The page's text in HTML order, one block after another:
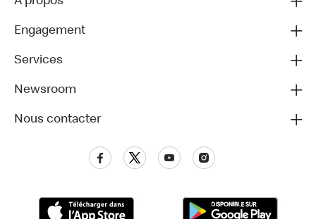
Engagement
Services
Newsroom
Nous contacter